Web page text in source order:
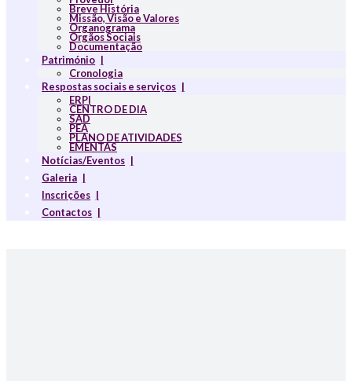
Breve História
Missão, Visão e Valores
Organograma
Orgãos Sociais
Documentação
Património
Cronologia
Respostas sociais e serviços
ERPI
CENTRO DE DIA
SAD
PEA
PLANO DE ATIVIDADES
EMENTAS
Notícias/Eventos
Galeria
Inscrições
Contactos